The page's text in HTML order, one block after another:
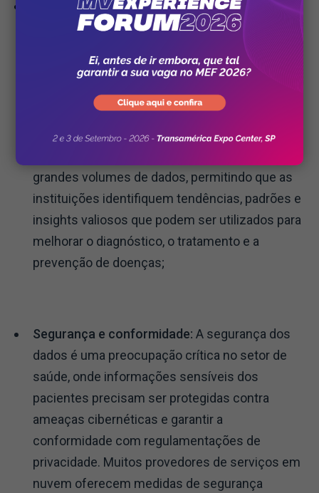
Inovação e análise avançada de dados:
Com a
crescente quantidade de dados gerados no
setor de saúde, a análise avançada de
informações tornou-se uma ferramenta
essencial para melhorar os resultados dos
pacientes e otimizar os processos clínicos. A
nuvem oferece uma plataforma escalável e
grandes volumes de dados, permitindo que as
instituições identifiquem tendências, padrões e
insights valiosos que podem ser utilizados para
melhorar o diagnóstico, o tratamento e a
prevenção de doenças;
Segurança e conformidade: A segurança dos
dados é uma preocupação crítica no setor de
saúde, onde informações sensíveis dos
pacientes precisam ser protegidas contra
ameaças cibernéticas e garantir a
conformidade com regulamentações de
privacidade. Muitos provedores de serviços em
nuvem oferecem medidas de segurança